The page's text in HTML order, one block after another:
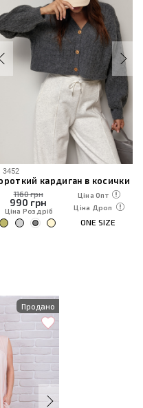
3452
кардиган в косички
1160 грн
990 грн
Ціна Роздріб
Ціна Опт
Ціна Дроп
ONE SIZE
Продано